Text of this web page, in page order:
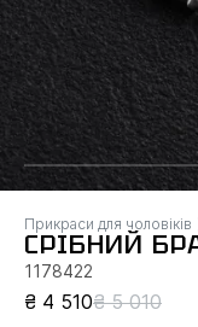
Прикраси для чоловіків
СРІБНИЙ
1178422
₴ 4 510₴ 5 010